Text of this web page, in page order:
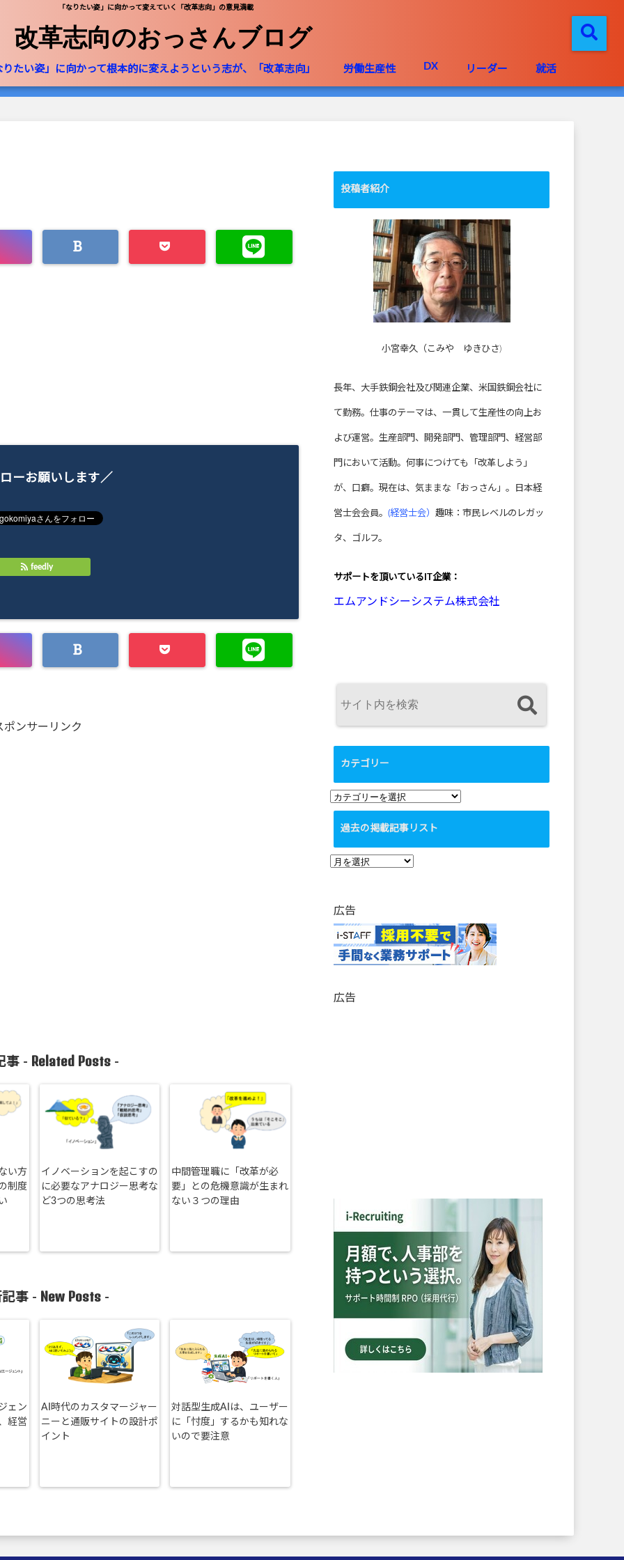
「なりたい姿」に向かって変えていく「改革志向」の意見満載
改革志向のおっさんブログ
りたい姿」に向かって根本的に変えようという志が、「改革志向」 労働生産性 DX リーダー 就活
ーお願いします／
feedly
ポンサーリンク
事 - Related Posts-
い方
制度
イノベーションを起こすの
に必要なアナロジー思考な
ど3つの思考法
中間管理職に「改革が必
要」との危機意識が生まれ
ない３つの理由
事 - New Posts -
ェン
経営
AI時代のカスタマージャー
ニーと通販サイトの設計ポ
イント
対話型生成AIは、ユーザー
に「忖度」するかも知れな
いので要注意
投稿者紹介
小宮幸久（こみや ゆきひさ)
長年、大手鉄鋼会社及び関連企業、米国鉄鋼会社に
て勤務。仕事のテーマは、一貫して生産性の向上お
よび運営。生産部門、開発部門、管理部門、経営部
門において活動。何事につけても「改革しよう」
が、口癖。現在は、気ままな「おっさん」。日本経
営士会会員。 (経営士会） 趣味：市民レベルのレガッ
タ、ゴルフ。
サポートを頂いている IT企業：
エムアンドシーシステム株式会社
カテゴリー
カ
テ
リ
ー
過去の掲載記事リスト
過
掲
載
記
事
ス
広告
広告